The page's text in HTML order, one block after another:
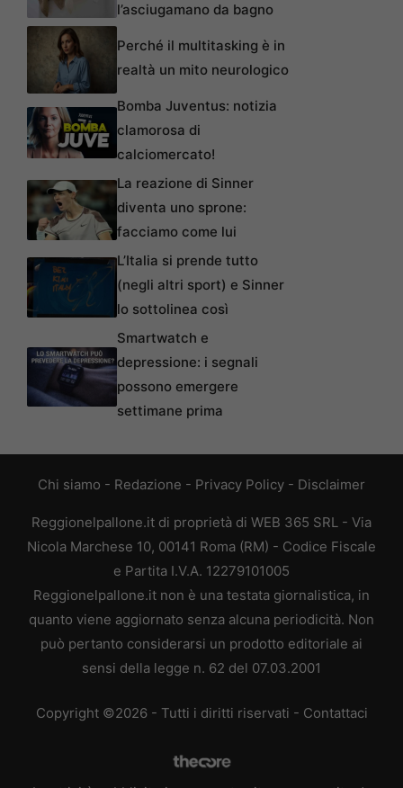
l’asciugamano da bagno
Perché il multitasking è in
realtà un mito neurologico
Bomba Juventus: notizia
clamorosa di
calciomercato!
La reazione di Sinner
diventa uno sprone:
facciamo come lui
L’Italia si prende tutto
(negli altri sport) e Sinner
lo sottolinea così
Smartwatch e
depressione: i segnali
possono emergere
settimane prima
Chi siamo - Redazione - Privacy Policy - Disclaimer
Reggionelpallone.it di proprietà di WEB 365 SRL - Via
Nicola Marchese 10, 00141 Roma (RM) - Codice Fiscale
e Partita I.V.A. 12279101005
Reggionelpallone.it non è una testata giornalistica, in
quanto viene aggiornato senza alcuna periodicità. Non
può pertanto considerarsi un prodotto editoriale ai
sensi della legge n. 62 del 07.03.2001
Copyright ©2026 - Tutti i diritti riservati - Contattaci